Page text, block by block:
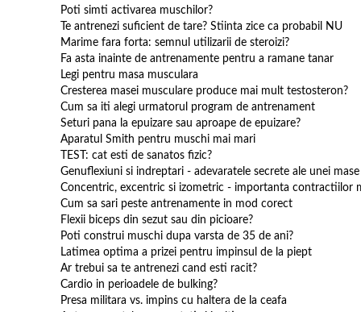
Poti simti activarea muschilor?
Te antrenezi suficient de tare? Stiinta zice ca probabil NU
Marime fara forta: semnul utilizarii de steroizi?
Fa asta inainte de antrenamente pentru a ramane tanar
Legi pentru masa musculara
Cresterea masei musculare produce mai mult testosteron?
Cum sa iti alegi urmatorul program de antrenament
Seturi pana la epuizare sau aproape de epuizare?
Aparatul Smith pentru muschi mai mari
TEST: cat esti de sanatos fizic?
Genuflexiuni si indreptari - adevaratele secrete ale unei
Concentric, excentric si izometric - importanta contractiilor
Cum sa sari peste antrenamente in mod corect
Flexii biceps din sezut sau din picioare?
Poti construi muschi dupa varsta de 35 de ani?
Latimea optima a prizei pentru impinsul de la piept
Ar trebui sa te antrenezi cand esti racit?
Cardio in perioadele de bulking?
Presa militara vs. impins cu haltera de la ceafa